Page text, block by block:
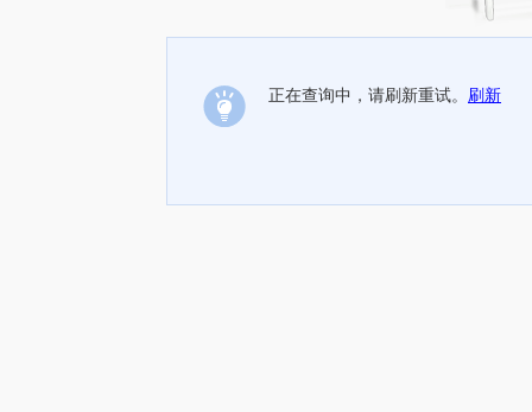
正在查询中，请刷新重试。 刷新